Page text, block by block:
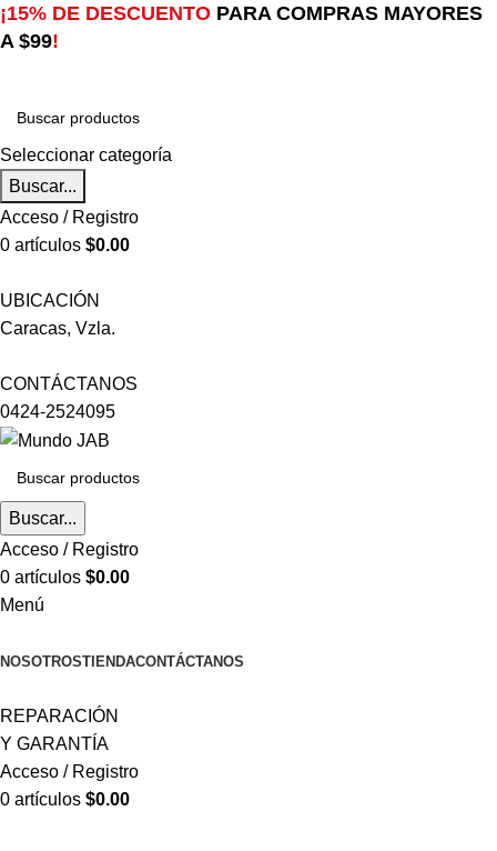
¡15% DE DESCUENTO PARA COMPRAS MAYORES
A $99!
Seleccionar categoría
Buscar...
Acceso / Registro
0 artículos $0.00
UBICACIÓN
Caracas, Vzla.
CONTÁCTANOS
0424-2524095
Buscar...
Acceso / Registro
0 artículos $0.00
Menú
NOSOTROSTIENDACONTÁCTANOS
REPARACIÓN
Y GARANTÍA
Acceso / Registro
0 artículos $0.00